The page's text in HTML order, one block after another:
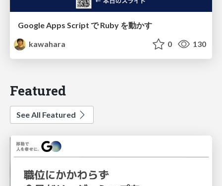
Google Apps Script で Ruby を動かす
kawahara
0 130
Featured
See All Featured